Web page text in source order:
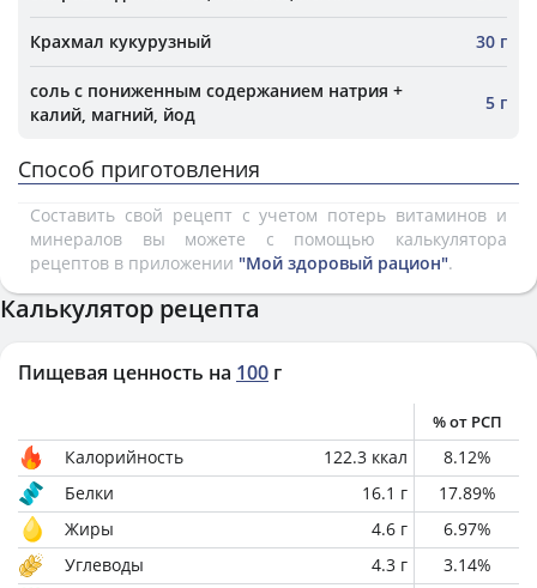
Крахмал кукурузный 30 г
соль с пониженным содержанием натрия +
калий, магний, йод
5 г
Способ приготовления
Составить свой рецепт с учетом потерь витаминов и
минералов вы можете с помощью калькулятора
рецептов в приложении "Мой здоровый рацион".
Калькулятор рецепта
Пищевая ценность на 100 г
% от РСП
Калорийность 122.3 ккал 8.12%
Белки
16.1 г 17.89%
Жиры
4.6 г 6.97%
Углеводы
4.3 г 3.14%